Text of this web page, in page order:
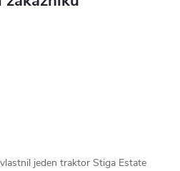
jeden traktor Stiga Estate